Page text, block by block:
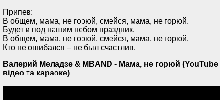
Припев:
В общем, мама, не горюй, смейся, мама, не горюй.
Будет и под нашим небом праздник.
В общем, мама, не горюй, смейся, мама, не горюй.
Кто не ошибался – не был счастлив.
Валерий Меладзе & MBAND - Мама, не горюй (YouTube
відео та караоке)